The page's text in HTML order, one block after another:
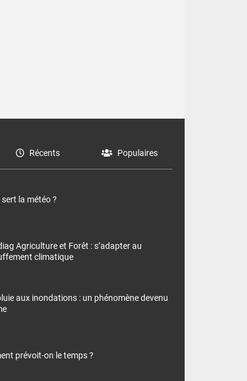
Récents Populaires
la météo ?
Agriculture et Forêt : s’adapter au
climatique
aux inondations : un phénomène devenu
prévoit-on le temps ?